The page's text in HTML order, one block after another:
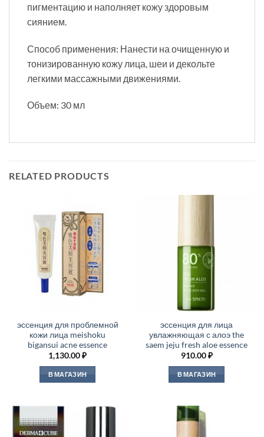
пигментацию и наполняет кожу здоровым
сиянием.
Способ применения: Нанести на очищенную и
тонизированную кожу лица, шеи и декольте
легкими массажными движениями.
Объем: 30 мл
RELATED PRODUCTS
эссенция для проблемной
кожи лица meishoku
bigansui acne essence
1,130.00₽
В МАГАЗИН
эссенция для лица
увлажняющая с алоэ the
saem jeju fresh aloe essence
910.00₽
В МАГАЗИН